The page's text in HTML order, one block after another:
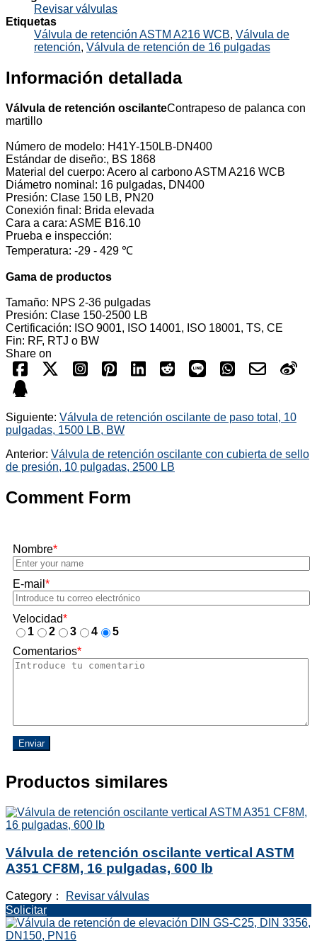
Revisar válvulas
Etiquetas
Válvula de retención ASTM A216 WCB, Válvula de
retención, Válvula de retención de 16 pulgadas
Información detallada
Válvula de retención oscilanteContrapeso de palanca con
martillo
Número de modelo: H41Y-150LB-DN400
Estándar de diseño:, BS 1868
Material del cuerpo: Acero al carbono ASTM A216 WCB
Diámetro nominal: 16 pulgadas, DN400
Presión: Clase 150 LB, PN20
Conexión final: Brida elevada
Cara a cara: ASME B16.10
Prueba e inspección:
Temperatura: -29 - 429 ℃
Gama de productos
Tamaño: NPS 2-36 pulgadas
Presión: Clase 150-2500 LB
Certificación: ISO 9001, ISO 14001, ISO 18001, TS, CE
Fin: RF, RTJ o BW
Share on
Siguiente: Válvula de retención oscilante de paso total, 10
pulgadas, 1500 LB, BW
Anterior: Válvula de retención oscilante con cubierta de sello
de presión, 10 pulgadas, 2500 LB
Comment Form
Nombre*
E-mail *
Velocidad*
1
2 3 4
5
Comentarios*
Enviar
Productos similares
Válvula de retención oscilante vertical ASTM
A351 CF8M, 16 pulgadas, 600 lb
Category：
Revisar válvulas
Solicitar